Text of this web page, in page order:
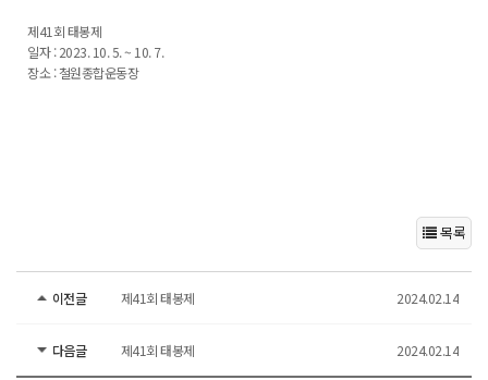
제41회 태봉제
일자 : 2023. 10. 5. ~ 10. 7.
장소 : 철원종합운동장
목록
이전글 제41회 태봉제 2024.02.14
다음글 제41회 태봉제 2024.02.14